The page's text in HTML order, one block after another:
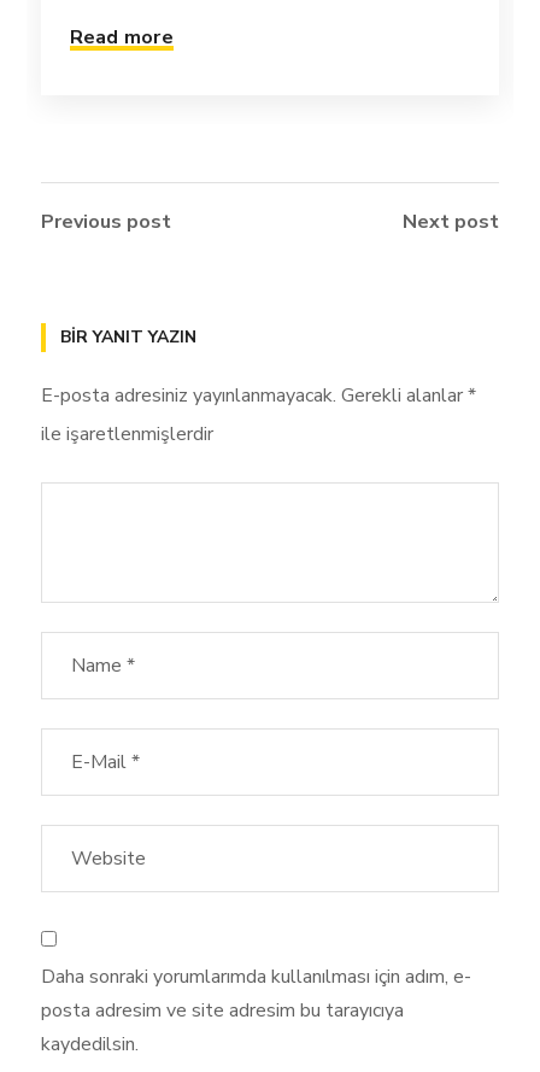
Read more
Previous post Next post
BIR YANIT YAZIN
E-posta adresiniz yayınlanmayacak. Gerekli alanlar*
ile işaretlenmişlerdir
Daha sonraki yorumlarımda kullanılması için adım, e-
posta adresim ve site adresim bu tarayıcıya
kaydedilsin.